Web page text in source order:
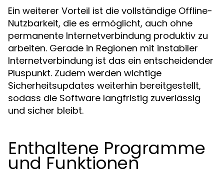
Ein weiterer Vorteil ist die vollständige Offline-
Nutzbarkeit, die es ermöglicht, auch ohne
permanente Internetverbindung produktiv zu
arbeiten. Gerade in Regionen mit instabiler
Internetverbindung ist das ein entscheidender
Pluspunkt. Zudem werden wichtige
Sicherheitsupdates weiterhin bereitgestellt,
sodass die Software langfristig zuverlässig
und sicher bleibt.
Enthaltene Programme
und Funktionen